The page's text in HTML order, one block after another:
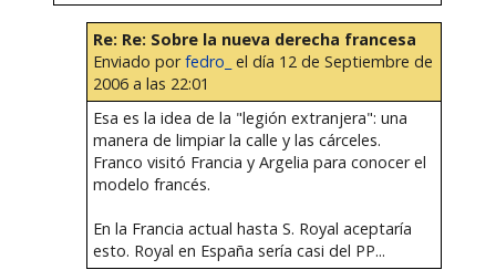
Re: Re: Sobre la nueva derecha francesa
Enviado porfedro_ el día 12 de Septiembre de
2006 a las 22:01
Esa es la idea de la "legión extranjera": una
manera de limpiar la calle y las cárceles.
Franco visitó Francia y Argelia para conocer el
modelo francés.
En la Francia actual hasta S. Royal aceptaría
esto. Royal en España sería casi del PP...